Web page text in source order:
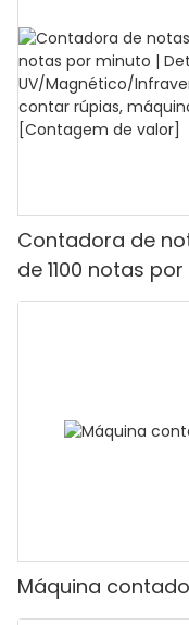
Contadora de
de 1100 notas
UV/Magnético/
Máquina